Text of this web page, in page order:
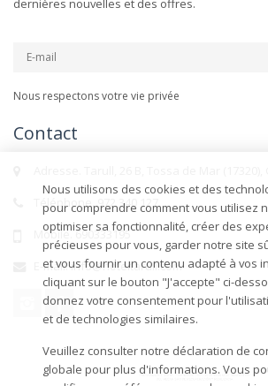
dernières nouvelles et des offres.
Nous respectons votre vie privée
Contact
Téléphone. 972 340 127
Mobile. 690333195
E-mail. info@hoteltarull.com
Nous utilisons des cookies et des
pour comprendre comment vous utilisez
optimiser sa fonctionnalité, créer des
précieuses pour vous, garder notre site
et vous fournir un contenu adapté à vos
cliquant sur le bouton "J'accepte" ci-
donnez votre consentement pour
et de technologies similaires.
Veuillez consulter notre déclaration de
globale pour plus d'informations. Vous